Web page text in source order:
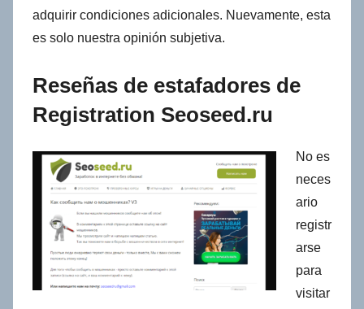
adquirir condiciones adicionales. Nuevamente, esta
es solo nuestra opinión subjetiva.
Reseñas de estafadores de
Registration Seoseed.ru
No es
neces
ario
registr
arse
para
visitar